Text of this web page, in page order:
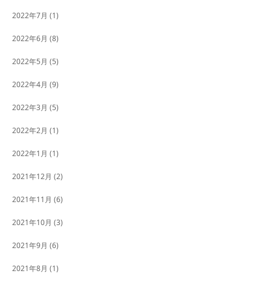
2022年7月 (1)
2022年6月 (8)
2022年5月 (5)
2022年4月 (9)
2022年3月 (5)
2022年2月 (1)
2022年1月 (1)
2021年12月 (2)
2021年11月 (6)
2021年10月 (3)
2021年9月 (6)
2021年8月 (1)